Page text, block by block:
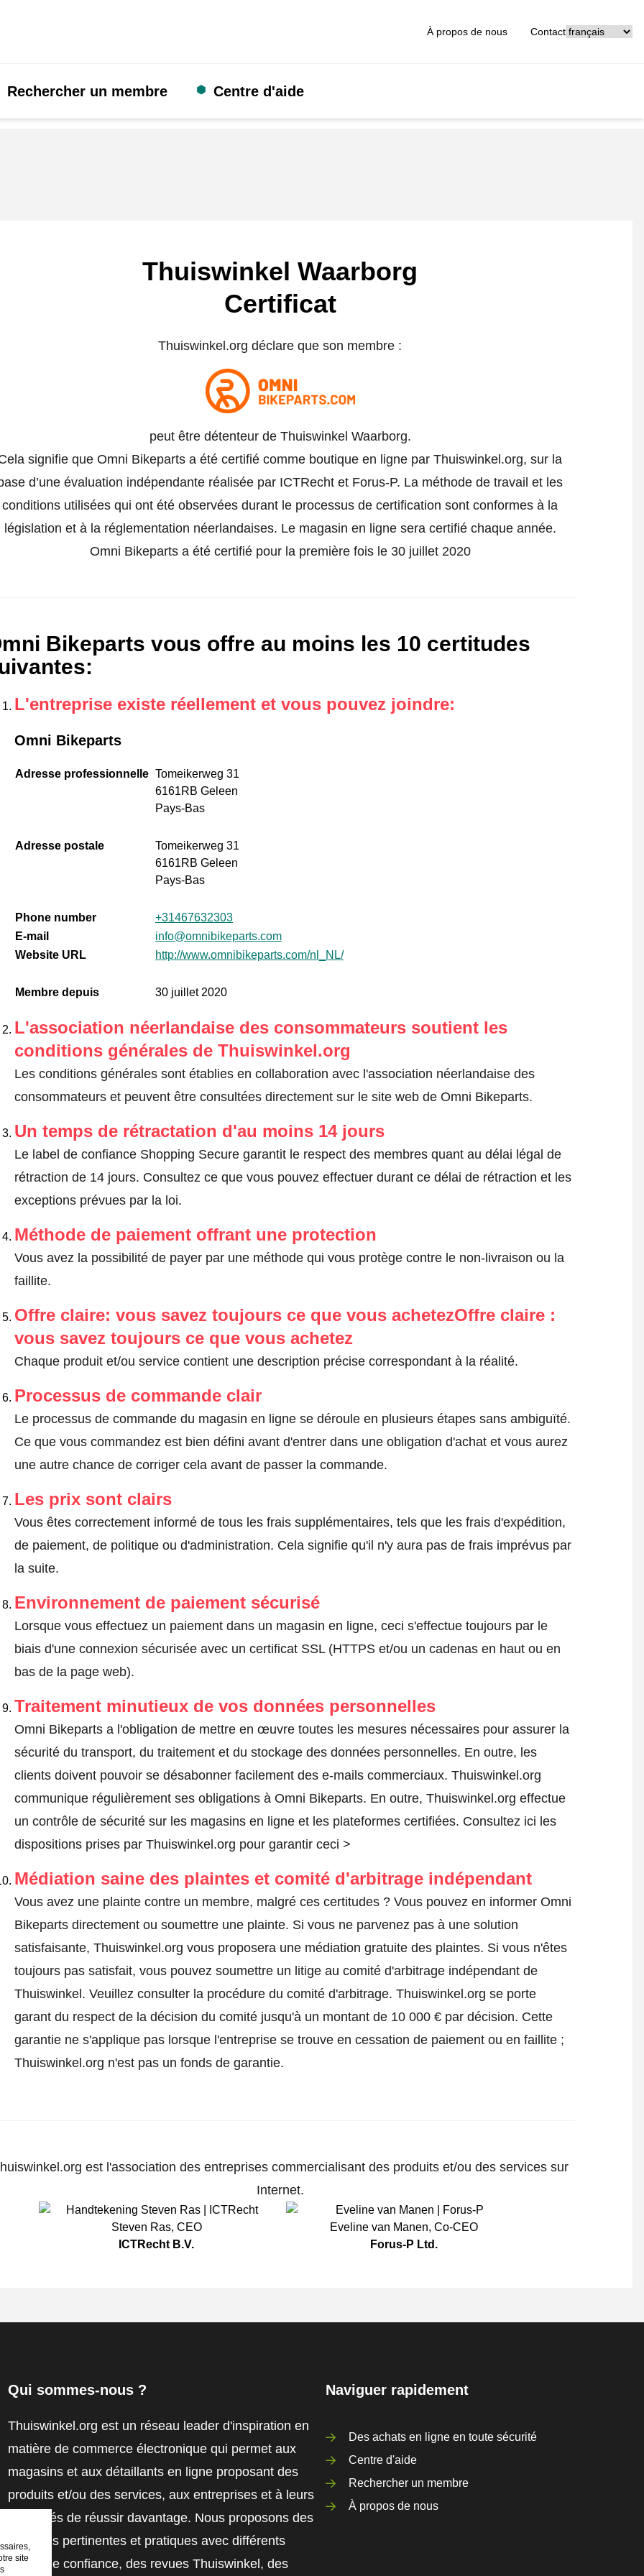
À propos de nous Contact
Rechercher un membre Centre d'aide
Thuiswinkel Waarborg
Certificat
Thuiswinkel.org déclare que son membre :
peut être détenteur de Thuiswinkel Waarborg.
signifie que Omni Bikeparts a été certifié comme boutique en ligne par Thuiswinkel.org, sur la
d’une évaluation indépendante réalisée par ICTRecht et Forus-P. La méthode de travail et les
conditions utilisées qui ont été observées durant le processus de certification sont conformes à la
législation et à la réglementation néerlandaises. Le magasin en ligne sera certifié chaque année.
Omni Bikeparts a été certifié pour la première fois le 30 juillet 2020
Bikeparts vous offre au moins les 10 certitudes
:
L'entreprise existe réellement et vous pouvez joindre:
Omni Bikeparts
Adresse professionnelle Tomeikerweg 31
6161RB Geleen
Pays-Bas
Adresse postale
Tomeikerweg 31
6161RB Geleen
Pays-Bas
Phone number
+31467632303
E-mail
info@omnibikeparts.com
Website URL
http://www.omnibikeparts.com/nl_NL/
Membre depuis 30 juillet 2020
L'association néerlandaise des consommateurs soutient les
conditions générales de Thuiswinkel.org
Les conditions générales sont établies en collaboration avec l'association néerlandaise des
consommateurs et peuvent être consultées directement sur le site web de Omni Bikeparts.
Un temps de rétractation d'au moins 14 jours
Le label de confiance Shopping Secure garantit le respect des membres quant au délai légal de
rétraction de 14 jours. Consultez ce que vous pouvez effectuer durant ce délai de rétraction et les
exceptions prévues par la loi.
Méthode de paiement offrant une protection
Vous avez la possibilité de payer par une méthode qui vous protège contre le non-livraison ou la
faillite.
Offre claire: vous savez toujours ce que vous achetezOffre claire :
vous savez toujours ce que vous achetez
Chaque produit et/ou service contient une description précise correspondant à la réalité.
Processus de commande clair
Le processus de commande du magasin en ligne se déroule en plusieurs étapes sans ambiguïté.
Ce que vous commandez est bien défini avant d'entrer dans une obligation d'achat et vous aurez
une autre chance de corriger cela avant de passer la commande.
Les prix sont clairs
Vous êtes correctement informé de tous les frais supplémentaires, tels que les frais d'expédition,
de paiement, de politique ou d'administration. Cela signifie qu'il n'y aura pas de frais imprévus par
la suite.
Environnement de paiement sécurisé
Lorsque vous effectuez un paiement dans un magasin en ligne, ceci s'effectue toujours par le
biais d'une connexion sécurisée avec un certificat SSL (HTTPS et/ou un cadenas en haut ou en
bas de la page web).
Traitement minutieux de vos données personnelles
Omni Bikeparts a l'obligation de mettre en œuvre toutes les mesures nécessaires pour assurer la
sécurité du transport, du traitement et du stockage des données personnelles. En outre, les
clients doivent pouvoir se désabonner facilement des e-mails commerciaux. Thuiswinkel.org
communique régulièrement ses obligations à Omni Bikeparts. En outre, Thuiswinkel.org effectue
un contrôle de sécurité sur les magasins en ligne et les plateformes certifiées. Consultez ici les
dispositions prises par Thuiswinkel.org pour garantir ceci >
Médiation saine des plaintes et comité d'arbitrage indépendant
Vous avez une plainte contre un membre, malgré ces certitudes ? Vous pouvez en informer Omni
Bikeparts directement ou soumettre une plainte. Si vous ne parvenez pas à une solution
satisfaisante, Thuiswinkel.org vous proposera une médiation gratuite des plaintes. Si vous n'êtes
toujours pas satisfait, vous pouvez soumettre un litige au comité d'arbitrage indépendant de
Thuiswinkel. Veuillez consulter la procédure du comité d'arbitrage. Thuiswinkel.org se porte
garant du respect de la décision du comité jusqu'à un montant de 10 000 € par décision. Cette
garantie ne s'applique pas lorsque l'entreprise se trouve en cessation de paiement ou en faillite ;
Thuiswinkel.org n'est pas un fonds de garantie.
est l'association des entreprises commercialisant des produits et/ou des services sur
Internet.
Steven Ras, CEO
ICTRecht B.V.
Eveline van Manen, Co-CEO
Forus-P Ltd.
Qui sommes-nous ?
Thuiswinkel.org est un réseau leader d'inspiration en
matière de commerce électronique qui permet aux
magasins et aux détaillants en ligne proposant des
produits et/ou des services, aux entreprises et à leurs
employés de réussir davantage. Nous proposons des
solutions pertinentes et pratiques avec différents
labels de confiance, des revues Thuiswinkel, des
Naviguer rapidement
Des achats en ligne en toute sécurité
Centre d'aide
Rechercher un membre
À propos de nous
site